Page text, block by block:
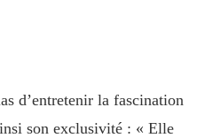
d’entretenir la fascination
son exclusivité : « Elle